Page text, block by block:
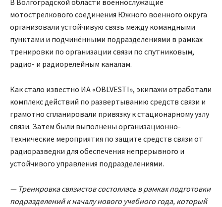
В Волгоградской области военнослужащие
мотострелкового соединения Южного военного округа
организовали устойчивую связь между командными
пунктами и подчинёнными подразделениями в рамках
тренировки по организации связи по спутниковым,
радио- и радиорелейным каналам.
Как стало известно ИА «OBLVESTI», экипажи отработали
комплекс действий по развертыванию средств связи и
грамотно спланировали привязку к стационарному узлу
связи. Затем были выполнены организационно-
технические мероприятия по защите средств связи от
радиоразведки для обеспечения непрерывного и
устойчивого управления подразделениями.
— Тренировка связистов состоялась в рамках подготовки
подразделений к началу нового учебного года, который